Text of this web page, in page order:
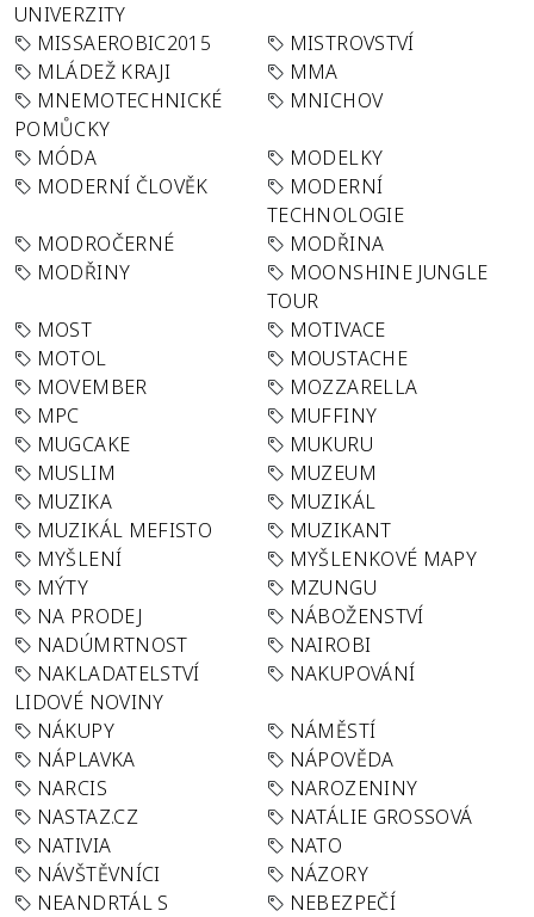
UNIVERZITY
MISSAEROBIC2015
MISTROVSTVÍ
MLÁDEŽ KRAJI
MMA
MNEMOTECHNICKÉ
POMŮCKY
MNICHOV
MÓDA
MODELKY
MODERNÍ ČLOVĚK
MODERNÍ
TECHNOLOGIE
MODROČERNÉ
MODŘINA
MODŘINY
MOONSHINE JUNGLE
TOUR
MOST
MOTIVACE
MOTOL
MOUSTACHE
MOVEMBER
MOZZARELLA
MPC
MUFFINY
MUGCAKE
MUKURU
MUSLIM
MUZEUM
MUZIKA
MUZIKÁL
MUZIKÁL MEFISTO
MUZIKANT
MYŠLENÍ
MYŠLENKOVÉ MAPY
MÝTY
MZUNGU
NA PRODEJ
NÁBOŽENSTVÍ
NADÚMRTNOST
NAIROBI
NAKLADATELSTVÍ
LIDOVÉ NOVINY
NAKUPOVÁNÍ
NÁKUPY
NÁMĚSTÍ
NÁPLAVKA
NÁPOVĚDA
NARCIS
NAROZENINY
NASTAZ.CZ
NATÁLIE GROSSOVÁ
NATIVIA
NATO
NÁVŠTĚVNÍCI
NÁZORY
NEANDRTÁL S
NEBEZPEČÍ